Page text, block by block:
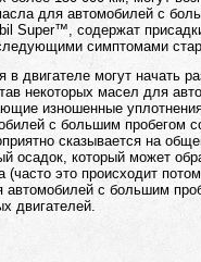
для автомобилей с
Super™, содержат
симптомами
двигателе могут начать
некоторых масел для
изношенные
с большим пробегом
сказывается на
осадок, который может
это происходит
с большим
двигателей.